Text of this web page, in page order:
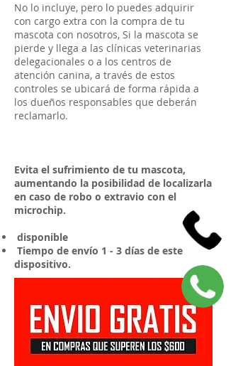
No lo incluye, pero lo puedes adquirir
con cargo extra con la compra de tu
mascota con nosotros, Si la mascota se
pierde y llega a las clínicas veterinarias
delegacionales o a los centros de
atención canina, a través de estos
controles se ubicará de forma rápida a
los dueños responsables que deberán
reclamarlo.
Evita el sufrimiento de tu mascota,
aumentando la posibilidad de localizarla
en caso de robo o extravio con el
microchip.
disponible
Tiempo de envío 1 - 3 días de este
dispositivo.